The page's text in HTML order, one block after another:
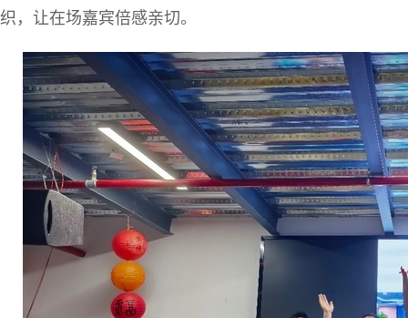
织，让在场嘉宾倍感亲切。